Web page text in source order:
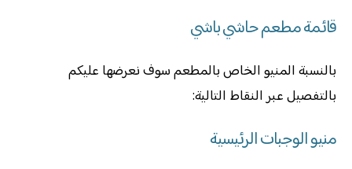
قائمة مطعم حاشي باشي
بالنسبة المنيو الخاص بالمطعم سوف نعرضها عليكم
بالتفصيل عبر النقاط التالية:
منيو الوجبات الرئيسية